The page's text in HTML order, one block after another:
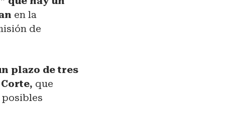
en la
de
plazo de tres
que